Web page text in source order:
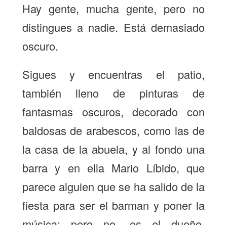
Hay gente, mucha gente, pero no
distingues a nadie. Está demasiado
oscuro.
Sigues y encuentras el patio,
también lleno de pinturas de
fantasmas oscuros, decorado con
baldosas de arabescos, como las de
la casa de la abuela, y al fondo una
barra y en ella Mario Líbido, que
parece alguien que se ha salido de la
fiesta para ser el barman y poner la